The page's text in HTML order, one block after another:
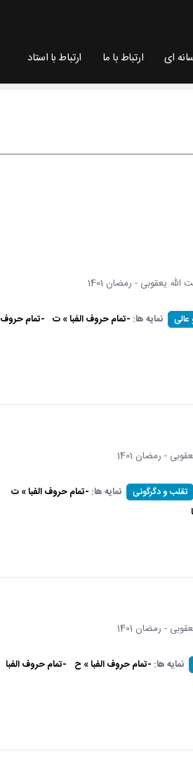
ای ارتباط با ما ارتباط با استاد
یعقوبی - رمضان 1401
نمایه ها: -تمام حروف الفبا » ت -تمام حروف
- رمضان 1401
تقلب و دگرگونی نمایه ها: -تمام حروف الفبا » ت
- رمضان 1401
نمایه ها: -تمام حروف الفبا » ح -تمام حروف الفبا